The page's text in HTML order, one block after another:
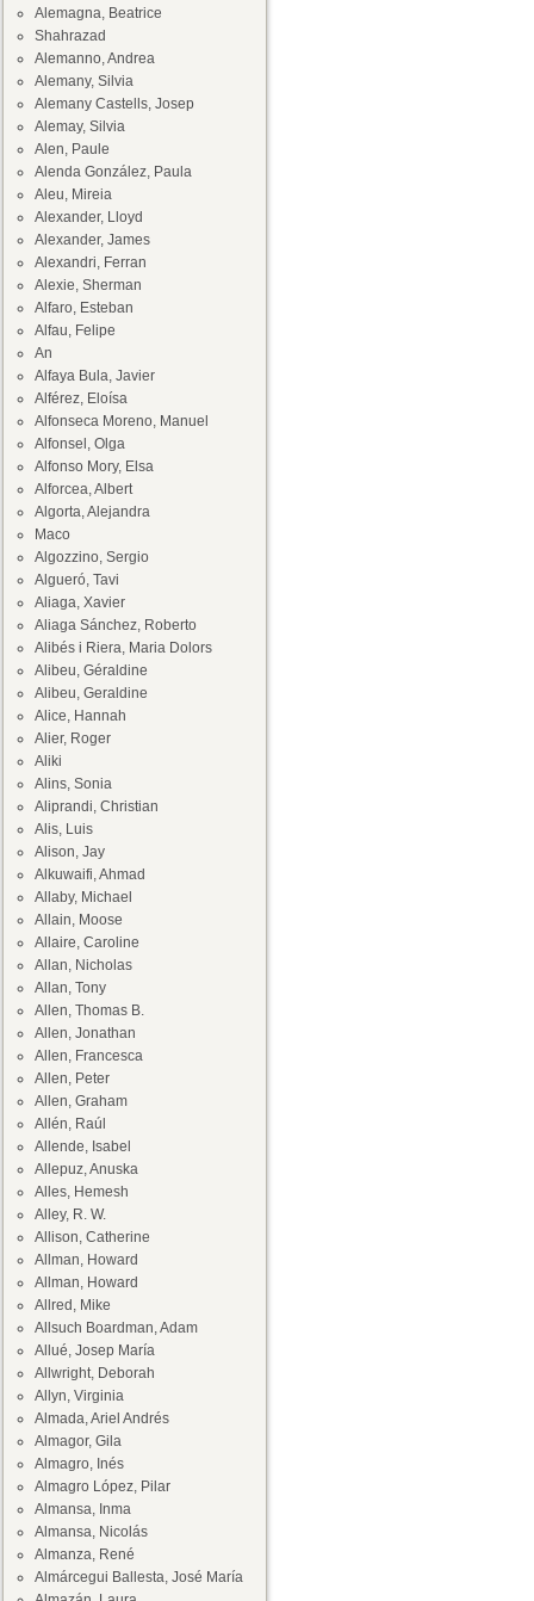
Alemagna, Beatrice
Shahrazad
Alemanno, Andrea
Alemany, Silvia
Alemany Castells, Josep
Alemay, Silvia
Alen, Paule
Alenda González, Paula
Aleu, Mireia
Alexander, Lloyd
Alexander, James
Alexandri, Ferran
Alexie, Sherman
Alfaro, Esteban
Alfau, Felipe
An
Alfaya Bula, Javier
Alférez, Eloísa
Alfonseca Moreno, Manuel
Alfonsel, Olga
Alfonso Mory, Elsa
Alforcea, Albert
Algorta, Alejandra
Maco
Algozzino, Sergio
Algueró, Tavi
Aliaga, Xavier
Aliaga Sánchez, Roberto
Alibés i Riera, Maria Dolors
Alibeu, Géraldine
Alibeu, Geraldine
Alice, Hannah
Alier, Roger
Aliki
Alins, Sonia
Aliprandi, Christian
Alis, Luis
Alison, Jay
Alkuwaifi, Ahmad
Allaby, Michael
Allain, Moose
Allaire, Caroline
Allan, Nicholas
Allan, Tony
Allen, Thomas B.
Allen, Jonathan
Allen, Francesca
Allen, Peter
Allen, Graham
Allén, Raúl
Allende, Isabel
Allepuz, Anuska
Alles, Hemesh
Alley, R. W.
Allison, Catherine
Allman, Howard
Allman, Howard
Allred, Mike
Allsuch Boardman, Adam
Allué, Josep María
Allwright, Deborah
Allyn, Virginia
Almada, Ariel Andrés
Almagor, Gila
Almagro, Inés
Almagro López, Pilar
Almansa, Inma
Almansa, Nicolás
Almanza, René
Almárcegui Ballesta, José María